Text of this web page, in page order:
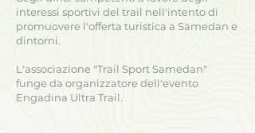
interessi sportivi del trail nell'intento di
promuovere l'offerta turistica a Samedan e
dintorni.
L'associazione "Trail Sport Samedan"
funge da organizzatore dell'evento
Engadina Ultra Trail.